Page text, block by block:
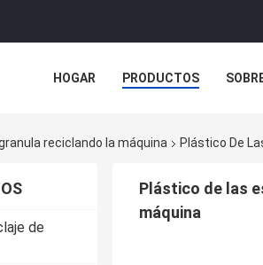
HOGAR PRODUCTOS
reciclando la máquina Plástico De
de
Plástico de las
máquina